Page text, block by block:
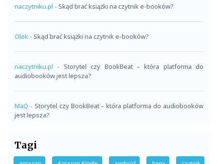
naczytniku.pl - Skąd brać książki na czytnik e-booków?
Olek - Skąd brać książki na czytnik e-booków?
naczytniku.pl - Storytel czy BookBeat – która platforma do
audiobooków jest lepsza?
MaQ - Storytel czy BookBeat – która platforma do audiobooków
jest lepsza?
Tagi